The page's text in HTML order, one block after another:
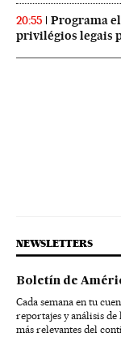
20:55
Programa
privilégios legais
NEWSLETTERS
Boletín de
Cada semana en tu
reportajes y análisis
más relevantes del